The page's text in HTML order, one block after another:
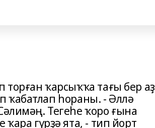
ҡарсыҡҡа тағы бер аҙ
ҡабатлап һораны. - Әллә
Тегеһе ҡоро ғына
гүрҙә ята, - тип йорт